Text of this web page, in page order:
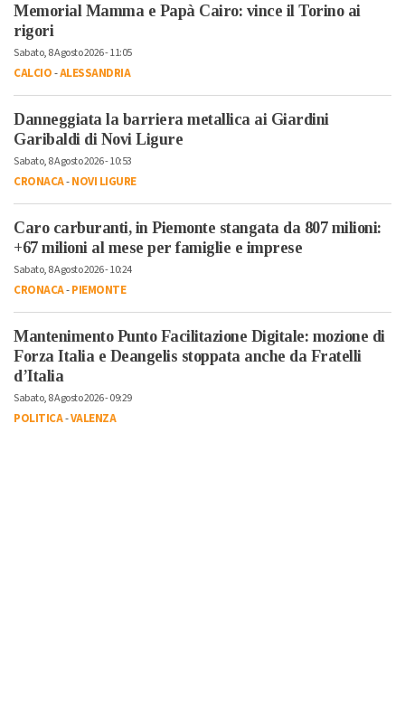
Memorial Mamma e Papà Cairo: vince il Torino ai
rigori
Sabato, 8 Agosto 2026 - 11:05
CALCIO-ALESSANDRIA
Danneggiata la barriera metallica ai Giardini
Garibaldi di Novi Ligure
Sabato, 8 Agosto 2026 - 10:53
CRONACA-NOVI LIGURE
Caro carburanti, in Piemonte stangata da 807 milioni:
+67 milioni al mese per famiglie e imprese
Sabato, 8 Agosto 2026 - 10:24
CRONACA-PIEMONTE
Mantenimento Punto Facilitazione Digitale: mozione di
Forza Italia e Deangelis stoppata anche da Fratelli
d’Italia
Sabato, 8 Agosto 2026 - 09:29
POLITICA-VALENZA